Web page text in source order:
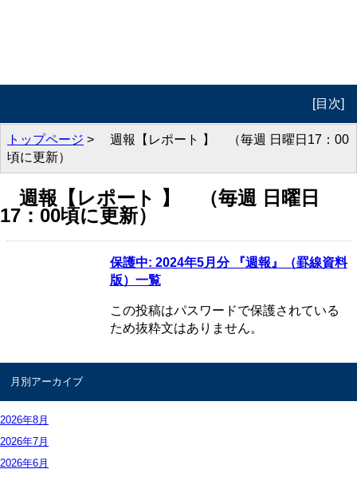
[目次]
トップ
プロフィール
週報 投機の流儀
トップページ > 週報【レポート 】 （毎週 日曜日17：00
頃に更新）
週報【レポート 】 （毎週 日曜日
17：00頃に更新）
保護中: 2024年5月分 『週報』（罫線資料
版）一覧
この投稿はパスワードで保護されている
ため抜粋文はありません。
月別アーカイブ
2026年8月
2026年7月
2026年6月